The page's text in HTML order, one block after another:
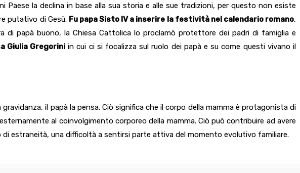
la declina in base alla sua storia e alle sue tradizioni, per questo non esiste
putativo di Gesù. Fu papa Sisto IV a inserire la festività nel calendario romano,
di papà buono, la Chiesa Cattolica lo proclamò protettore dei padri di famiglia e
Giulia Gregorini in cui ci si focalizza sul ruolo dei papà e su come questi vivano il
il papà la pensa. Ciò significa che il corpo della mamma è protagonista di
al coinvolgimento corporeo della mamma. Ciò può contribuire ad avere
estraneità, una difficoltà a sentirsi parte attiva del momento evolutivo familiare.